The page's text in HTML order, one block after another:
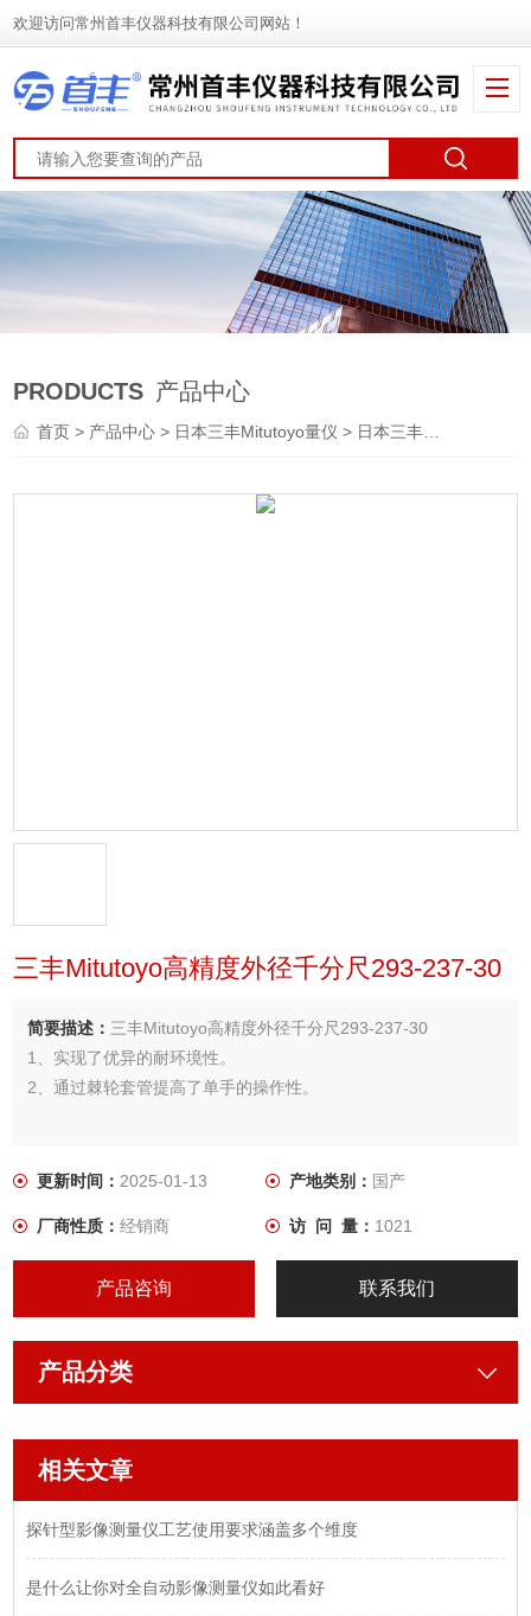
欢迎访问常州首丰仪器科技有限公司网站！
PRODUCTS 产品中心
首页> 产品中心 > 日本三丰Mitutoyo量仪 > 日本三丰Mitutoyo千分尺
三丰Mitutoyo高精度外径千分尺293-237-30
简要描述： 三丰Mitutoyo高精度外径千分尺293-237-30
1、实现了优异的耐环境性。
2、通过棘轮套管提高了单手的操作性。
更新时间：2025-01-13 产地类别： 国产
厂商性质：经销商 访 问 量： 1021
产品咨询 联系我们
产品分类
相关文章
探针型影像测量仪工艺使用要求涵盖多个维度
是什么让你对全自动影像测量仪如此看好